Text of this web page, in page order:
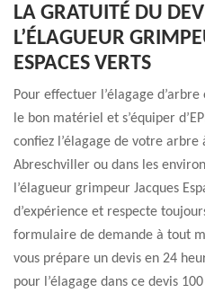
LA GRATUITÉ DU
L’ÉLAGUEUR
ESPACES VERTS
Pour effectuer l’élagage
le bon matériel et s’équiper
confiez l’élagage de votre arbre
Abreschviller ou dans les
l’élagueur grimpeur Jacques
d’expérience et respecte
formulaire de demande à tout
vous prépare un devis en 24
pour l’élagage dans ce devis